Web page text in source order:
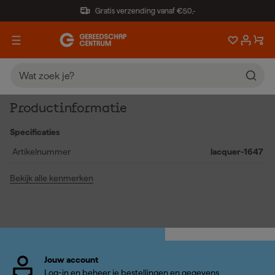
Gratis verzending vanaf €50,-
Productinformatie
Specificaties
Artikelnummer
lacquer-1647
Bekijk alle kenmerken
Jouw account
Log-in en beheer je bestellingen en gegevens